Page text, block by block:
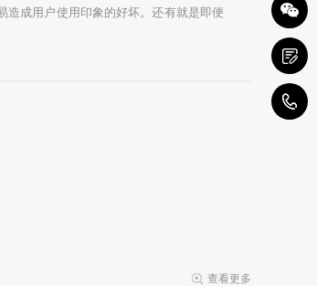
成用户使用印象的好坏。还有就是即便
查看更多